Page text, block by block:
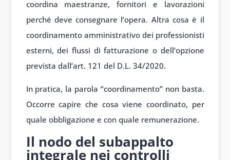
coordina maestranze, fornitori e lavorazioni
perché deve consegnare l’opera. Altra cosa è il
coordinamento amministrativo dei professionisti
esterni, dei flussi di fatturazione o dell’opzione
prevista dall’art. 121 del D.L. 34/2020.
In pratica, la parola “coordinamento” non basta.
Occorre capire che cosa viene coordinato, per
quale obbligazione e con quale remunerazione.
Il nodo del subappalto
integrale nei controlli